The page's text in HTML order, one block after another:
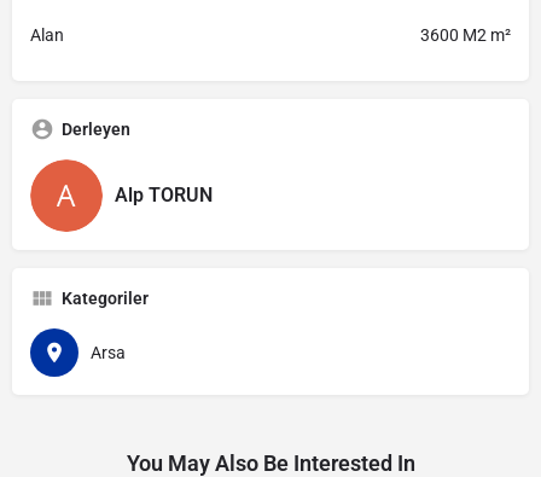
Alan 3600 M2 m²
Derleyen
Alp TORUN
Kategoriler
Arsa
You May Also Be Interested In